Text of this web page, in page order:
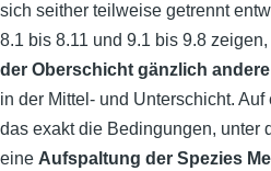
sich seither teilweise getrennt
8.1 bis 8.11 und 9.1 bis 9.8 zeigen,
der Oberschicht gänzlich
in der Mittel- und Unterschicht.
das exakt die Bedingungen, unter
eine Aufspaltung der Spezies